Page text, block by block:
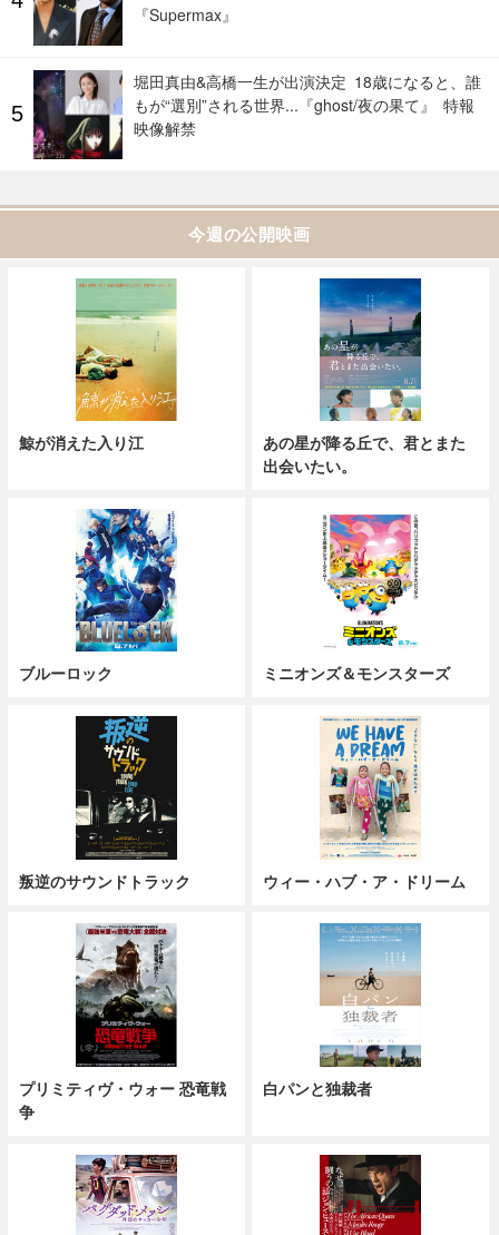
『Supermax』
堀田真由&高橋一生が出演決定 18歳になると、誰
もが“選別”される世界...『ghost/夜の果て』 特報
映像解禁
今週の公開映画
鯨が消えた入り江
あの星が降る丘で、君とまた
出会いたい。
ブルーロック ミニオンズ＆モンスターズ
叛逆のサウンドトラック ウィー・ハブ・ア・ドリーム
プリミティヴ・ウォー 恐竜戦
争
白パンと独裁者